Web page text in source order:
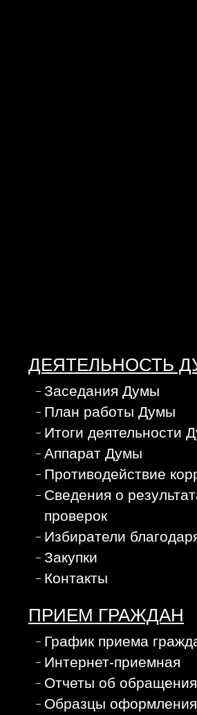
ДЕЯТЕЛЬНОСТЬ
Заседания Думы
План работы Думы
Итоги деятельности
Аппарат Думы
Противодействие
Сведения о
проверок
Избиратели
Закупки
Контакты
ПРИЕМ ГРАЖДАН
График приема
Интернет-приемная
Отчеты об
Образцы оформления